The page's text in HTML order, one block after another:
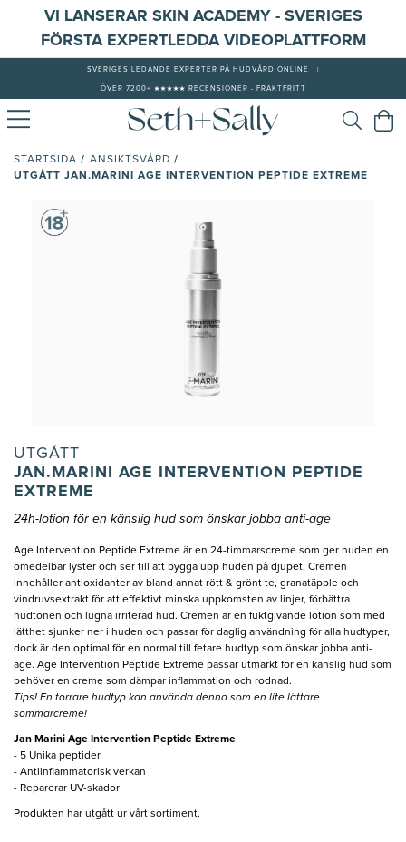
VI LANSERAR SKIN ACADEMY - SVERIGES
FÖRSTA EXPERTLEDDA VIDEOPLATTFORM
SVERIGES LEDANDE EXPERTER PÅ HUDVÅRD ONLINE
ÖVER 7200+ ★★★★★ RECENSIONER - FRAKTFRITT
STARTSIDA / ANSIKTSVÅRD /
UTGÅTT JAN.MARINI AGE INTERVENTION PEPTIDE EXTREME
UTGÅTT
JAN.MARINI AGE INTERVENTION PEPTIDE
EXTREME
24h-lotion för en känslig hud som önskar jobba anti-age
Age Intervention Peptide Extreme är en 24-timmarscreme som ger huden en
omedelbar lyster och ser till att bygga upp huden på djupet. Cremen
innehåller antioxidanter av bland annat rött & grönt te, granatäpple och
vindruvsextrakt för att effektivt minska uppkomsten av linjer, förbättra
hudtonen och lugna irriterad hud. Cremen är en fuktgivande lotion som med
lätthet sjunker ner i huden och passar för daglig användning för alla hudtyper,
dock är den optimal för en normal till fetare hudtyp som önskar jobba anti-
age. Age Intervention Peptide Extreme passar utmärkt för en känslig hud som
behöver en creme som dämpar inflammation och rodnad.
Tips! En torrare hudtyp kan använda denna som en lite lättare
sommarcreme!
Jan Marini Age Intervention Peptide Extreme
- 5 Unika peptider
- Antiinflammatorisk verkan
- Reparerar UV-skador
Produkten har utgått ur vårt sortiment.